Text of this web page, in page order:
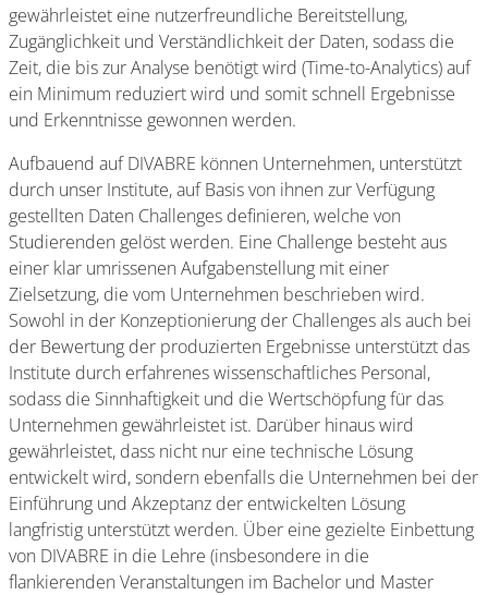
gewährleistet eine nutzerfreundliche Bereitstellung,
Zugänglichkeit und Verständlichkeit der Daten, sodass die
Zeit, die bis zur Analyse benötigt wird (Time-to-Analytics) auf
ein Minimum reduziert wird und somit schnell Ergebnisse
und Erkenntnisse gewonnen werden.
Aufbauend auf DIVABRE können Unternehmen, unterstützt
durch unser Institute, auf Basis von ihnen zur Verfügung
gestellten Daten Challenges definieren, welche von
Studierenden gelöst werden. Eine Challenge besteht aus
einer klar umrissenen Aufgabenstellung mit einer
Zielsetzung, die vom Unternehmen beschrieben wird.
Sowohl in der Konzeptionierung der Challenges als auch bei
der Bewertung der produzierten Ergebnisse unterstützt das
Institute durch erfahrenes wissenschaftliches Personal,
sodass die Sinnhaftigkeit und die Wertschöpfung für das
Unternehmen gewährleistet ist. Darüber hinaus wird
gewährleistet, dass nicht nur eine technische Lösung
entwickelt wird, sondern ebenfalls die Unternehmen bei der
Einführung und Akzeptanz der entwickelten Lösung
langfristig unterstützt werden. Über eine gezielte Einbettung
von DIVABRE in die Lehre (insbesondere in die
flankierenden Veranstaltungen im Bachelor und Master